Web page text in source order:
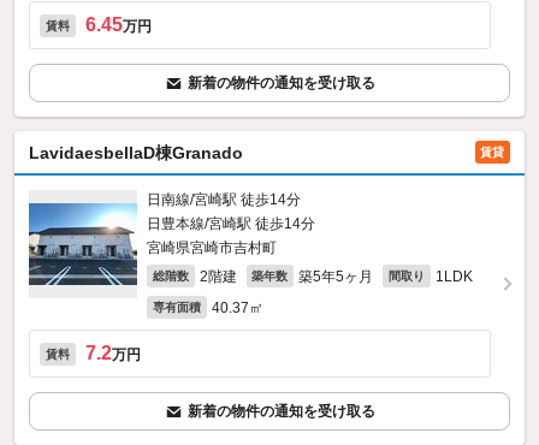
賃料 6.45万円
新着の物件の通知を受け取る
LavidaesbellaD棟Granado 賃貸
日南線/宮崎駅 徒歩14分
日豊本線/宮崎駅 徒歩14分
宮崎県宮崎市吉村町
総階数 2階建 築年数 築5年5ヶ月 間取り 1LDK
専有面積 40.37㎡
賃料 7.2万円
新着の物件の通知を受け取る